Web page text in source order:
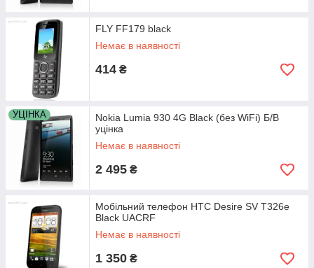
FLY FF179 black
Немає в наявності
414 ₴
УЦІНКА
Nokia Lumia 930 4G Black (без WiFi) Б/В
уцінка
Немає в наявності
2 495 ₴
Мобільний телефон HTC Desire SV T326e
Black UACRF
Немає в наявності
1 350 ₴